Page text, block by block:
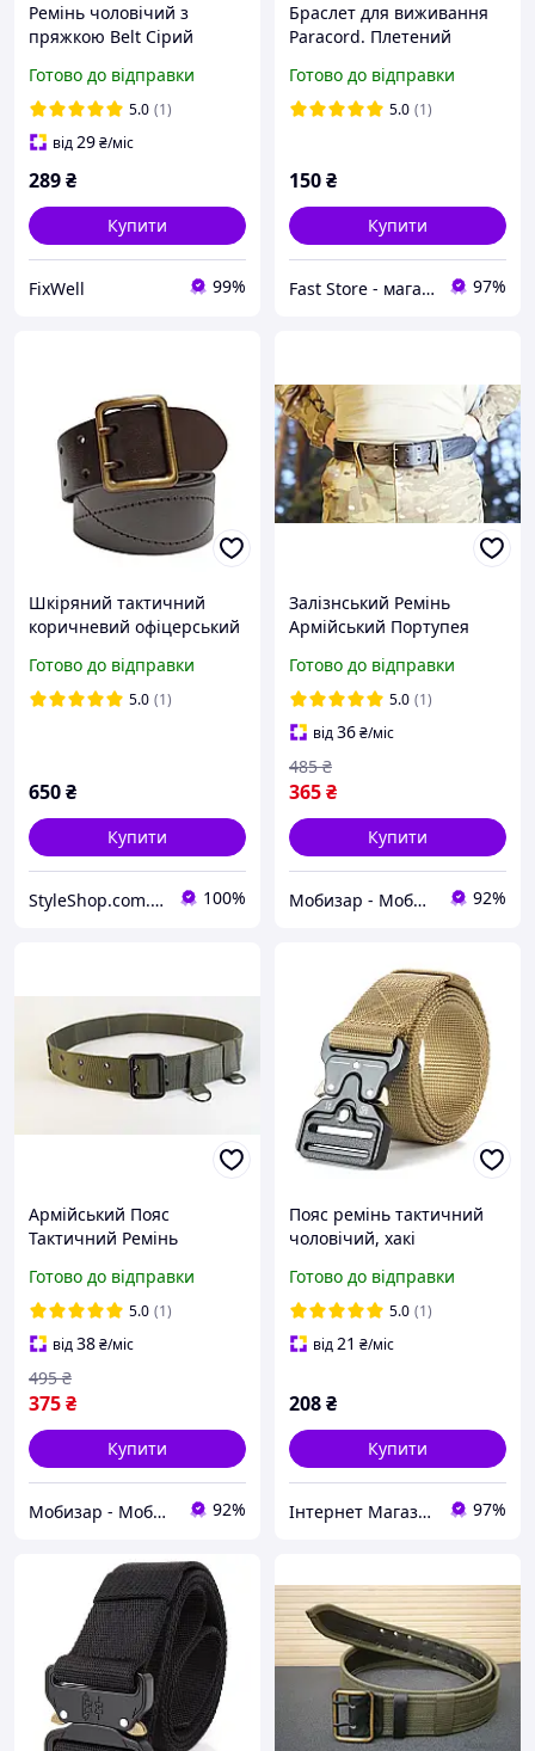
Ремінь чоловічий з
пряжкою Belt Сірий
Готово до відправки
5.0 (1)
від29₴/міс
289₴
Купити
FixWell 99%
Браслет для виживання
Paracord. Плетений
Готово до відправки
5.0 (1)
150₴
Купити
Fast Store - магазин аксесуарів та гаджетів 97%
Шкіряний тактичний
коричневий офіцерський
портупея з анодованою
пряжкою
Готово до відправки
5.0 (1)
650₴
Купити
StyleShop.com.ua 100%
Залізнський Ремінь
Армійський Портупея
Готово до відправки
5.0 (1)
від36₴/міс
365₴
485 ₴
Купити
Мобизар - Мобильный Заряд 92%
Армійський Пояс
Тактичний Ремінь
Розвантажувальний
Ремінь
Готово до відправки
5.0 (1)
від38₴/міс
375₴
495 ₴
Купити
Мобизар - Мобильный Заряд 92%
Пояс ремінь тактичний
чоловічий, хакі
Готово до відправки
5.0 (1)
від21 ₴/міс
208₴
Купити
Інтернет Магазин "Електронік" 97%